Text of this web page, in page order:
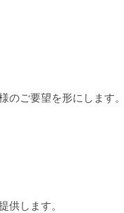
のご要望を形にします。
供します。